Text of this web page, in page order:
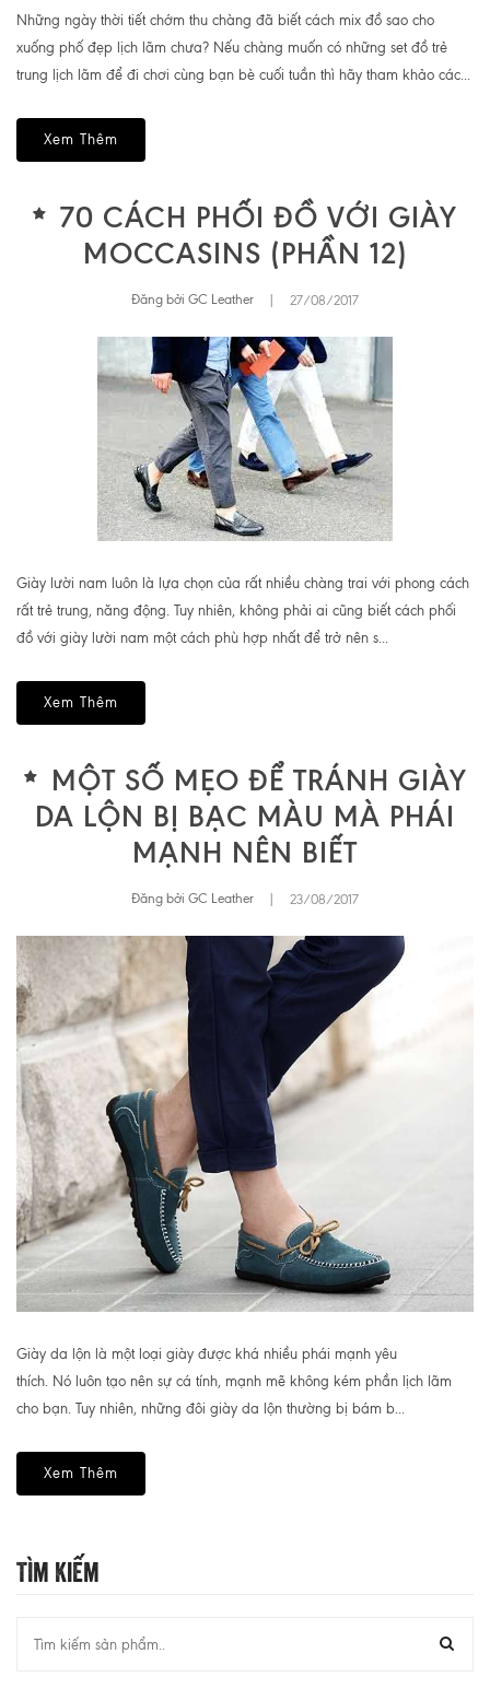
Những ngày thời tiết chớm thu chàng đã biết cách mix đồ sao cho
xuống phố đẹp lịch lãm chưa? Nếu chàng muốn có những set đồ trẻ
trung lịch lãm để đi chơi cùng bạn bè cuối tuần thì hãy tham khảo các...
Xem Thêm
70 CÁCH PHỐI ĐỒ VỚI GIÀY
MOCCASINS (PHẦN 12)
Đăng bởi GC Leather 27/08/2017
Giày lười nam luôn là lựa chọn của rất nhiều chàng trai với phong cách
rất trẻ trung, năng động. Tuy nhiên, không phải ai cũng biết cách phối
đồ với giày lười nam một cách phù hợp nhất để trở nên s...
Xem Thêm
MỘT SỐ MẸO ĐỂ TRÁNH GIÀY
DA LỘN BỊ BẠC MÀU MÀ PHÁI
MẠNH NÊN BIẾT
Đăng bởi GC Leather 23/08/2017
Giày da lộn là một loại giày được khá nhiều phái mạnh yêu
thích. Nó luôn tạo nên sự cá tính, mạnh mẽ không kém phần lịch lãm
cho bạn. Tuy nhiên, những đôi giày da lộn thường bị bám b...
Xem Thêm
Tìm Kiếm